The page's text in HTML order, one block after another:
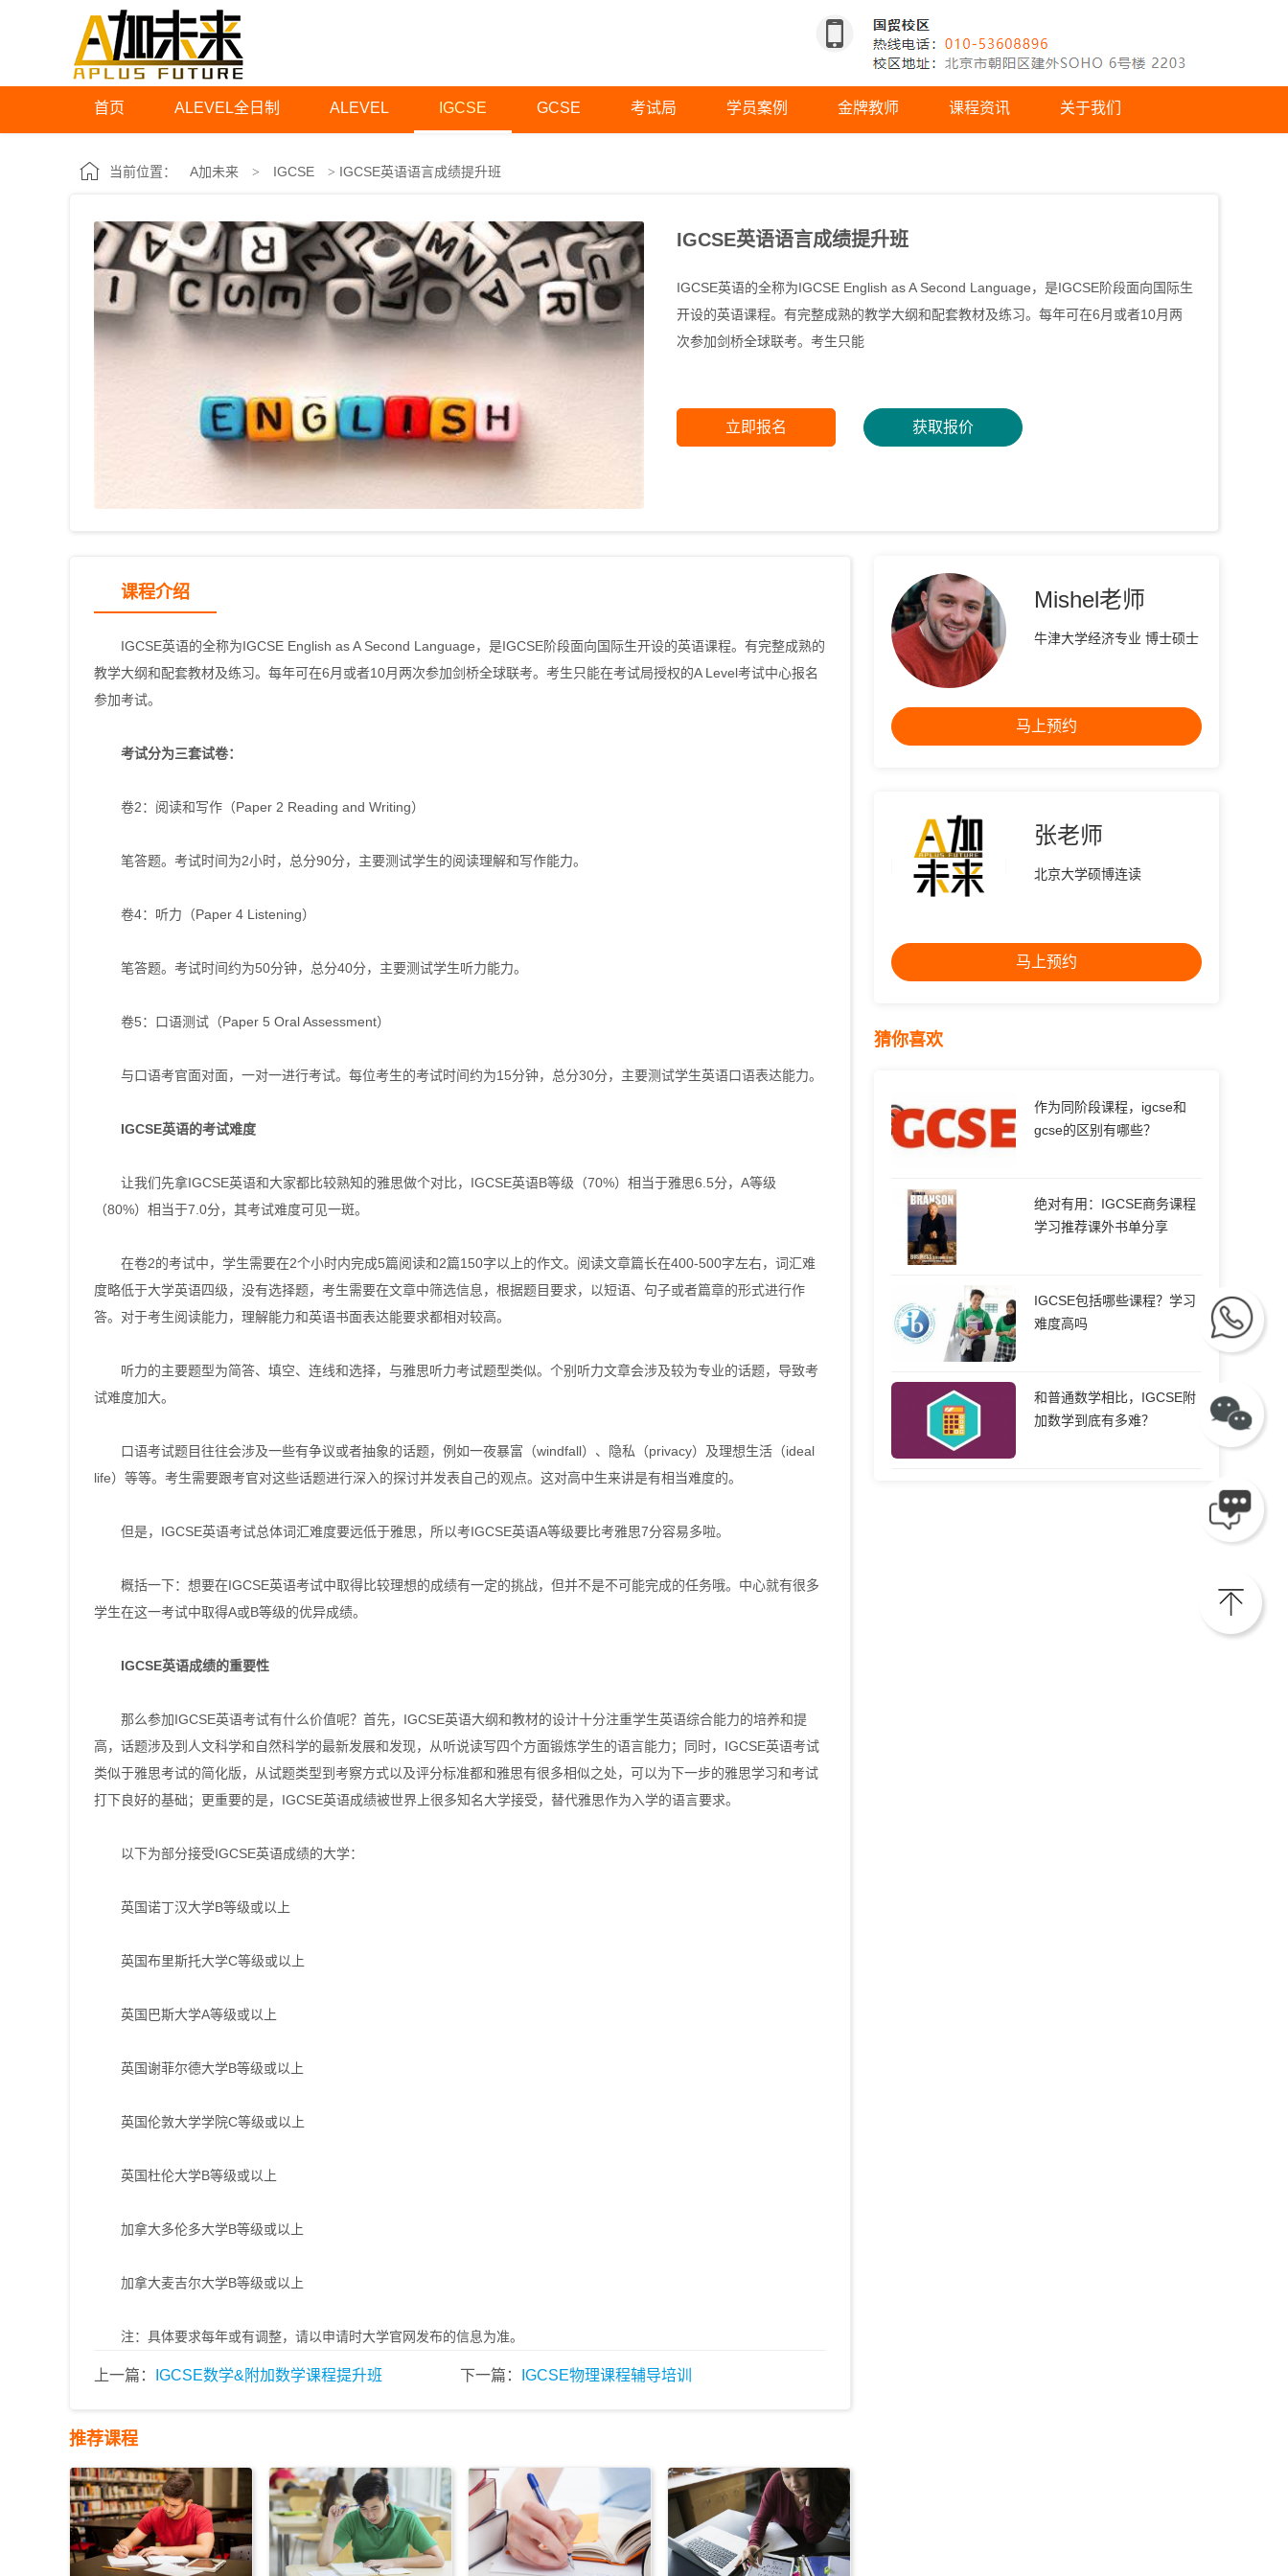
首页 ALEVEL全日制 ALEVEL IGCSE GCSE 考试局 学员案例 金牌教师 课程资讯 关于我们
当前位置： A加未来 > IGCSE > IGCSE英语语言成绩提升班
IGCSE英语语言成绩提升班
IGCSE英语的全称为IGCSE English as A Second Language，是IGCSE阶段面向国际生
开设的英语课程。有完整成熟的教学大纲和配套教材及练习。每年可在6月或者10月两
次参加剑桥全球联考。考生只能
立即报名 获取报价
课程介绍
IGCSE英语的全称为IGCSE English as A Second Language，是IGCSE阶段面向国际生开设的英语课程。有完整成熟的
教学大纲和配套教材及练习。每年可在6月或者10月两次参加剑桥全球联考。考生只能在考试局授权的A Level考试中心报名
参加考试。
考试分为三套试卷：
卷2：阅读和写作（Paper 2 Reading and Writing）
笔答题。考试时间为2小时，总分90分，主要测试学生的阅读理解和写作能力。
卷4：听力（Paper 4 Listening）
笔答题。考试时间约为50分钟，总分40分，主要测试学生听力能力。
卷5：口语测试（Paper 5 Oral Assessment）
与口语考官面对面，一对一进行考试。每位考生的考试时间约为15分钟，总分30分，主要测试学生英语口语表达能力。
IGCSE英语的考试难度
让我们先拿IGCSE英语和大家都比较熟知的雅思做个对比，IGCSE英语B等级（70%）相当于雅思6.5分，A等级
（80%）相当于7.0分，其考试难度可见一斑。
在卷2的考试中，学生需要在2个小时内完成5篇阅读和2篇150字以上的作文。阅读文章篇长在400-500字左右，词汇难
度略低于大学英语四级，没有选择题，考生需要在文章中筛选信息，根据题目要求，以短语、句子或者篇章的形式进行作
答。对于考生阅读能力，理解能力和英语书面表达能要求都相对较高。
听力的主要题型为简答、填空、连线和选择，与雅思听力考试题型类似。个别听力文章会涉及较为专业的话题，导致考
试难度加大。
口语考试题目往往会涉及一些有争议或者抽象的话题，例如一夜暴富（windfall）、隐私（privacy）及理想生活（ideal
life）等等。考生需要跟考官对这些话题进行深入的探讨并发表自己的观点。这对高中生来讲是有相当难度的。
但是，IGCSE英语考试总体词汇难度要远低于雅思，所以考IGCSE英语A等级要比考雅思7分容易多啦。
概括一下：想要在IGCSE英语考试中取得比较理想的成绩有一定的挑战，但并不是不可能完成的任务哦。中心就有很多
学生在这一考试中取得A或B等级的优异成绩。
IGCSE英语成绩的重要性
那么参加IGCSE英语考试有什么价值呢？首先，IGCSE英语大纲和教材的设计十分注重学生英语综合能力的培养和提
高，话题涉及到人文科学和自然科学的最新发展和发现，从听说读写四个方面锻炼学生的语言能力；同时，IGCSE英语考试
类似于雅思考试的简化版，从试题类型到考察方式以及评分标准都和雅思有很多相似之处，可以为下一步的雅思学习和考试
打下良好的基础；更重要的是，IGCSE英语成绩被世界上很多知名大学接受，替代雅思作为入学的语言要求。
以下为部分接受IGCSE英语成绩的大学：
英国诺丁汉大学B等级或以上
英国布里斯托大学C等级或以上
英国巴斯大学A等级或以上
英国谢菲尔德大学B等级或以上
英国伦敦大学学院C等级或以上
英国杜伦大学B等级或以上
加拿大多伦多大学B等级或以上
加拿大麦吉尔大学B等级或以上
注：具体要求每年或有调整，请以申请时大学官网发布的信息为准。
上一篇： IGCSE数学&附加数学课程提升班 下一篇： IGCSE物理课程辅导培训
推荐课程
Mishel老师
牛津大学经济专业 博士硕士
马上预约
张老师
北京大学硕博连读
马上预约
猜你喜欢
作为同阶段课程，igcse和
gcse的区别有哪些？
绝对有用：IGCSE商务课程
学习推荐课外书单分享
IGCSE包括哪些课程？学习
难度高吗
和普通数学相比，IGCSE附
加数学到底有多难？